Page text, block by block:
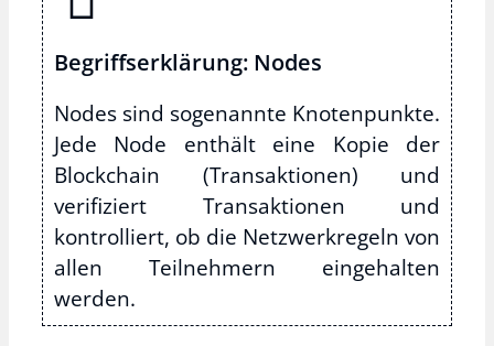
Begriffserklärung: Nodes
Nodes sind sogenannte Knotenpunkte.
Jede Node enthält eine Kopie der
Blockchain (Transaktionen) und
verifiziert Transaktionen und
kontrolliert, ob die Netzwerkregeln von
allen Teilnehmern eingehalten
werden.